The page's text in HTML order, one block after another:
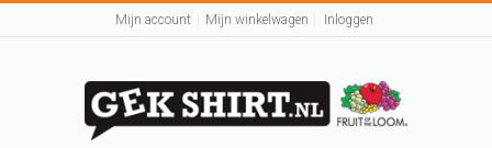
Mijn account Mijn winkelwagen Inloggen